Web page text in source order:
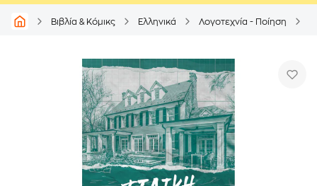
Βιβλία & Κόμικς Ελληνικά Λογοτεχνία - Ποίηση